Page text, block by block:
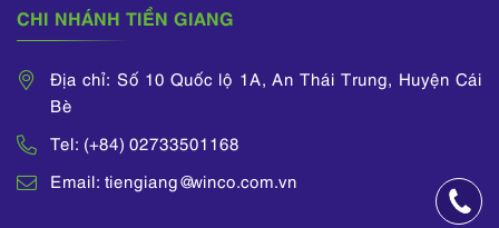
CHI NHÁNH TIỀN GIANG
Địa chỉ: Số 10 Quốc lộ 1A, An Thái Trung, Huyện Cái
Bè
Tel: (+84) 02733501168
Email: tiengiang@winco.com.vn